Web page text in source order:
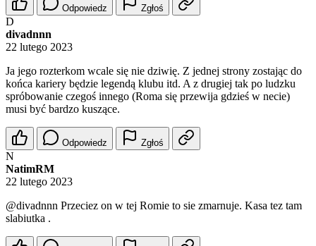
Odpowiedz Zgłoś
D
divadnnn
22 lutego 2023
Ja jego rozterkom wcale się nie dziwię. Z jednej strony zostając do
końca kariery będzie legendą klubu itd. A z drugiej tak po ludzku
spróbowanie czegoś innego (Roma się przewija gdzieś w necie)
musi być bardzo kuszące.
Odpowiedz Zgłoś
N
NatimRM
22 lutego 2023
@divadnnn Przeciez on w tej Romie to sie zmarnuje. Kasa tez tam
slabiutka .